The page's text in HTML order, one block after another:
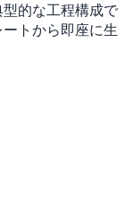
的な工程構成で
トから即座に生